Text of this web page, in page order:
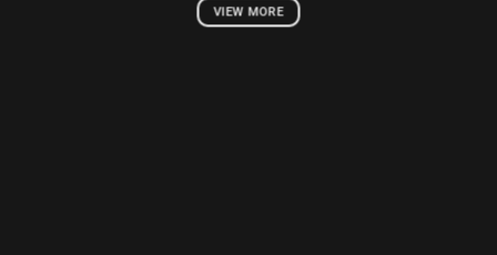
VIEW MORE